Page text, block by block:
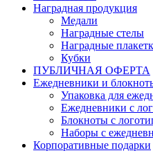
Наградная продукция
Медали
Наградные стелы
Наградные
Кубки
ПУБЛИЧНАЯ ОФЕРТА
Ежедневники и
Упаковка для
Ежедневники с
Блокноты с
Наборы с
Корпоративные подарки